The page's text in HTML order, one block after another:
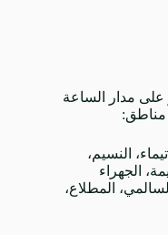
على مدار الساعة
مناطق:
النسيم،
الجهراء
المطلاع،